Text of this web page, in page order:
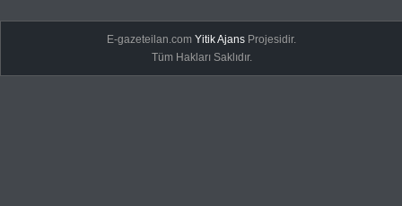
E-gazeteilan.comYitik Ajans Projesidir.
Tüm Hakları Saklıdır.